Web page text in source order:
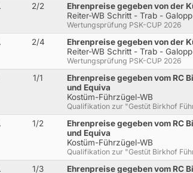
2/2
Ehrenpreise gegeben von der
Reiter-WB Schritt - Trab - Galopp
Wertungsprüfung PSK-CUP 2026
2/4
Ehrenpreise gegeben von der
Reiter-WB Schritt - Trab - Galopp
Wertungsprüfung PSK-CUP 2026
1/1
Ehrenpreise gegeben vom RC
und Equiva
Kostüm-Führzügel-WB
Qualifikation zur "Gestüt Birkhof
1/2
Ehrenpreise gegeben vom RC
und Equiva
Kostüm-Führzügel-WB
Qualifikation zur "Gestüt Birkhof
1/3
Ehrenpreise gegeben vom RC